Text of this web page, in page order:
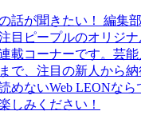
話が聞きたい！ 編集
目ピープルのオリジ
載コーナーです。芸
で、注目の新人から納
めないWeb LEONな
しみください！